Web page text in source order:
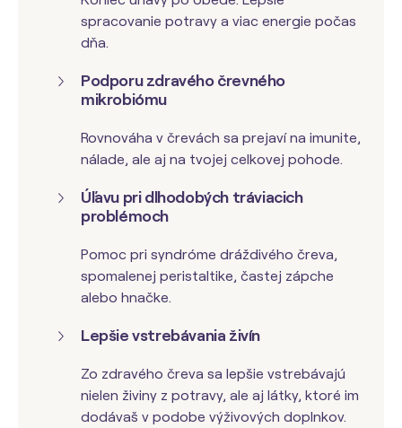
spracovanie potravy a viac energie počas
dňa.
Podporu zdravého črevného
mikrobiómu
Rovnováha v črevách sa prejaví na imunite,
nálade, ale aj na tvojej celkovej pohode.
Úľavu pri dlhodobých tráviacich
problémoch
Pomoc pri syndróme dráždivého čreva,
spomalenej peristaltike, častej zápche
alebo hnačke.
Lepšie vstrebávania živín
Zo zdravého čreva sa lepšie vstrebávajú
nielen živiny z potravy, ale aj látky, ktoré im
dodávaš v podobe výživových doplnkov.